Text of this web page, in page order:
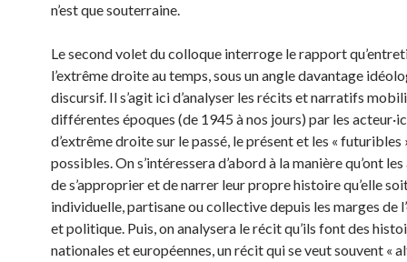
n’est que souterraine.
Le second volet du colloque interroge le rapport
l’extrême droite au temps, sous un angle davantage
discursif. Il s’agit ici d’analyser les récits et narratifs
différentes époques (de 1945 à nos jours) par les
d’extrême droite sur le passé, le présent et les « futuribles
possibles. On s’intéressera d’abord à la manière qu’ont
de s’approprier et de narrer leur propre histoire qu’elle
individuelle, partisane ou collective depuis les marges de
et politique. Puis, on analysera le récit qu’ils font des
nationales et européennes, un récit qui se veut souvent «